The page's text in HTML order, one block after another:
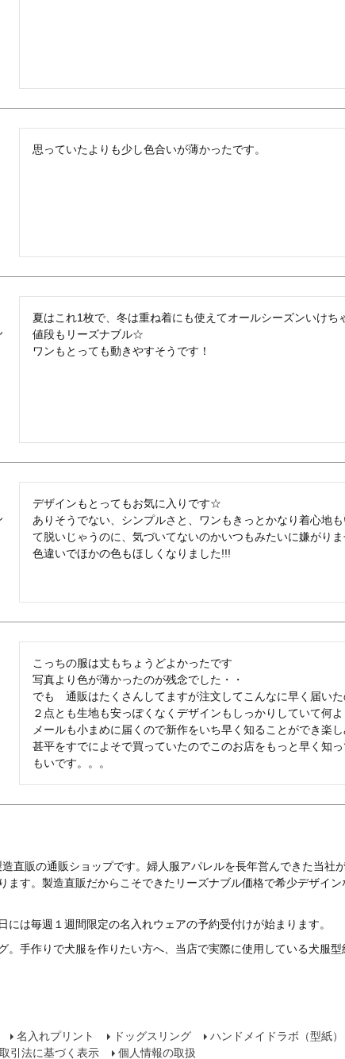
思っていたよりも少し色合いが薄かったです。
夏はこれ1枚で、冬は重ね着にも使えてオールシーズンいけち
値段もリーズナブル☆
ワンもとっても動きやすそうです！
デザインもとってもお気に入りです☆
ありそうでない、シンプルさと、ワンもきっとかなり着心地
て脱いじゃうのに、気づいてないのかいつもみたいに嫌がり
色違いでほかの色もほしくなりました!!!
こっちの服は丈もちょうどよかったです
写真より色が薄かったのが残念でした・・
でも　通販はたくさんしてますが注文してこんなに早く届いた
２点とも生地も安っぽくなくデザインもしっかりしていて何
メールも小まめに届くので新作をいち早く知ることができ楽
甚平をすでによそで買っていたのでこのお店をもっと早く知
もいです。。。
直販の通販ショップです。婦人服アパレルを長年営んできた当
す。製造直販だからこそできたリーズナブル価格で希少デザイ
は毎週１週間限定の名入れウェアの予約受付けが始まります。
手作りで犬服を作りたい方へ、当店で実際に使用している犬服型
名入れプリント ドッグスリング ハンドメイドラボ（型紙）
引法に基づく表示 個人情報の取扱